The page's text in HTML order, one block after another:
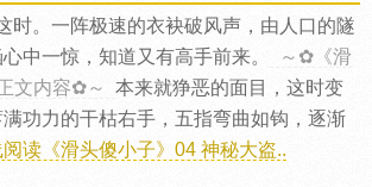
时。一阵极速的衣袂破风声，由人口的隧
中一惊，知道又有高手前来。
～✿《滑
文内容✿～
本来就狰恶的面目，这时变
功力的干枯右手，五指弯曲如钩，逐渐
读《滑头傻小子》04 神秘大盗..